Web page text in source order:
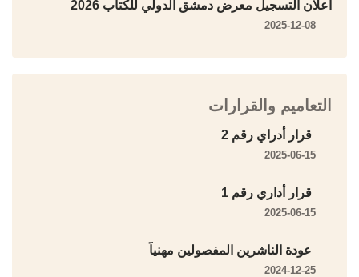
اعلان التسجيل معرض دمشق الدولي للكتاب 2026
2025-12-08
التعاميم والقرارات
قرار أدراي رقم 2
2025-06-15
قرار أداري رقم 1
2025-06-15
عودة الناشرين المفصولين مهنياً
2024-12-25